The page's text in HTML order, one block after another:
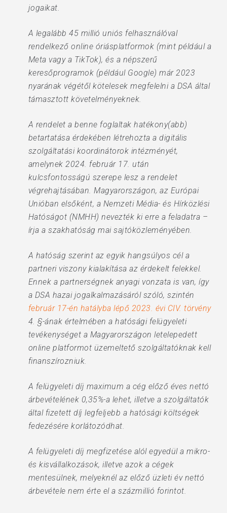
jogaikat.
A legalább 45 millió uniós felhasználóval
rendelkező online óriásplatformok (mint például a
Meta vagy a TikTok), és a népszerű
keresőprogramok (például Google) már 2023
nyarának végétől kötelesek megfelelni a DSA által
támasztott követelményeknek.
A rendelet a benne foglaltak hatékony(abb)
betartatása érdekében létrehozta a digitális
szolgáltatási koordinátorok intézményét,
amelynek 2024. február 17. után
kulcsfontosságú szerepe lesz a rendelet
végrehajtásában. Magyarországon, az Európai
Unióban elsőként, a Nemzeti Média- és Hírközlési
Hatóságot (NMHH) nevezték ki erre a feladatra –
írja a szakhatóság mai sajtóközleményében.
A hatóság szerint az egyik hangsúlyos cél a
partneri viszony kialakítása az érdekelt felekkel.
Ennek a partnerségnek anyagi vonzata is van, így
a DSA hazai jogalkalmazásáról szóló, szintén
február 17-én hatályba lépő 2023. évi CIV. törvény
4. §-ának értelmében a hatósági felügyeleti
tevékenységet a Magyarországon letelepedett
online platformot üzemeltető szolgáltatóknak kell
finanszírozniuk.
A felügyeleti díj maximum a cég előző éves nettó
árbevételének 0,35%-a lehet, illetve a szolgáltatók
által fizetett díj legfeljebb a hatósági költségek
fedezésére korlátozódhat.
A felügyeleti díj megfizetése alól egyedül a mikro-
és kisvállalkozások, illetve azok a cégek
mentesülnek, melyeknél az előző üzleti év nettó
árbevétele nem érte el a százmillió forintot.